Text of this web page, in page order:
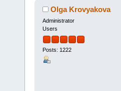
Olga Krovyakova
Administrator
Users
Posts: 1222